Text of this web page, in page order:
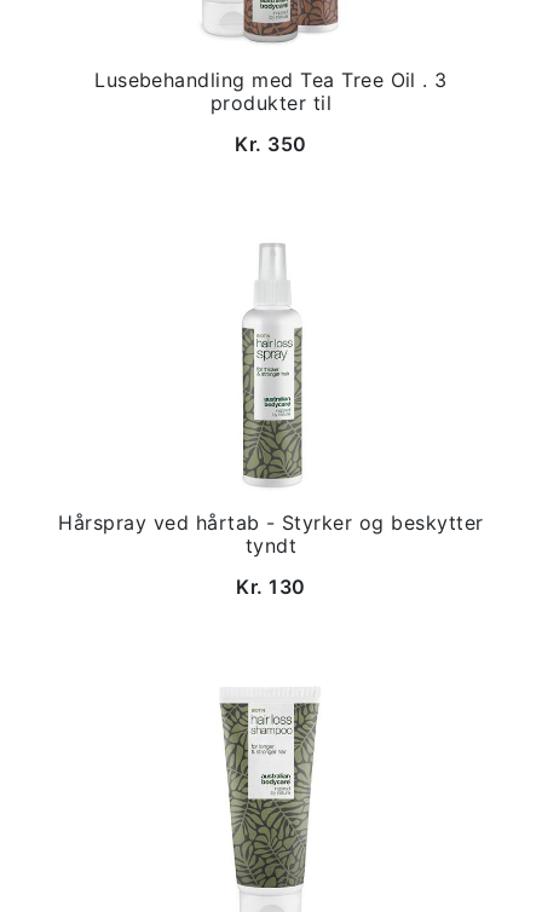
Lusebehandling med Tea Tree Oil . 3
produkter til
Kr. 350
Hårspray ved hårtab - Styrker og beskytter
tyndt
Kr. 130